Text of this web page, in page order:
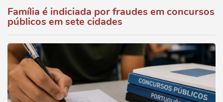
Família é indiciada por fraudes em concursos
públicos em sete cidades